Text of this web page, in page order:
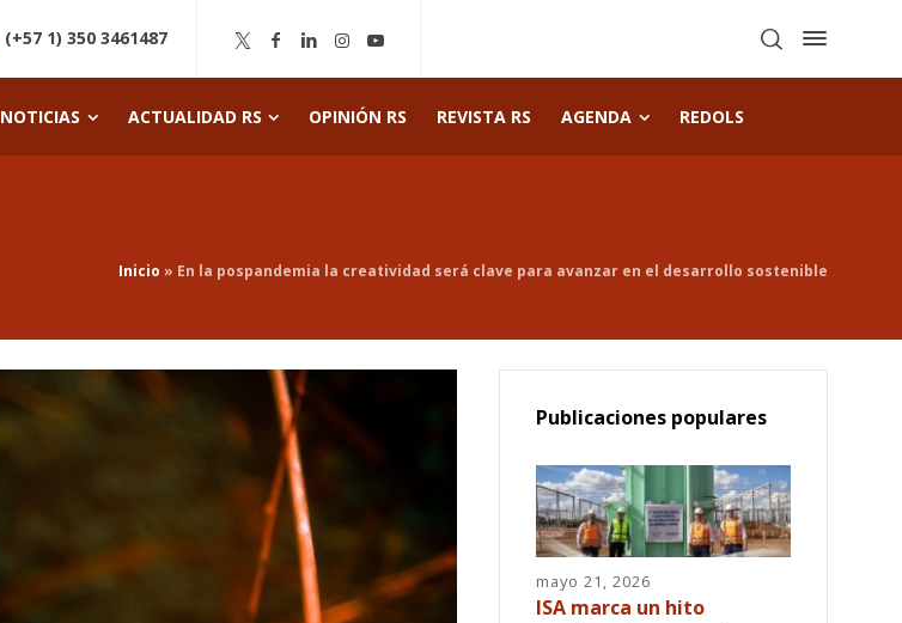
(+57 1) 350 3461487
NOTICIAS ACTUALIDAD RS OPINIÓN RS REVISTA RS AGENDA REDOLS
Inicio » En la pospandemia la creatividad será clave para avanzar en el desarrollo sostenible
Publicaciones populares
mayo 21, 2026
ISA marca un hito